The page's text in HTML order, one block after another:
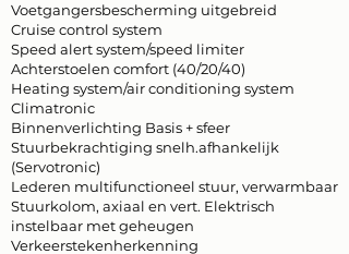
Voetgangersbescherming uitgebreid
Cruise control system
Speed alert system/speed limiter
Achterstoelen comfort (40/20/40)
Heating system/air conditioning system
Climatronic
Binnenverlichting Basis + sfeer
Stuurbekrachtiging snelh.afhankelijk
(Servotronic)
Lederen multifunctioneel stuur, verwarmbaar
Stuurkolom, axiaal en vert. Elektrisch
instelbaar met geheugen
Verkeerstekenherkenning